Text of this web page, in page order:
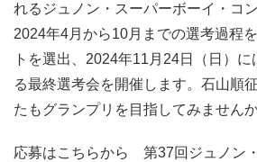
れるジュノン・スーパーボーイ・コ
2024年4月から10月までの選考過程
トを選出、2024年11月24日（日）
る最終選考会を開催します。石山順
たもグランプリを目指してみません
応募はこちらから 第37回ジュノン